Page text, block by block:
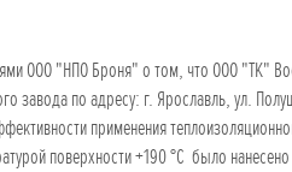
ООО "НПО Броня" о том, что ООО "ТК"
завода по адресу: г. Ярославль, ул.
применения
поверхности +190 °С было